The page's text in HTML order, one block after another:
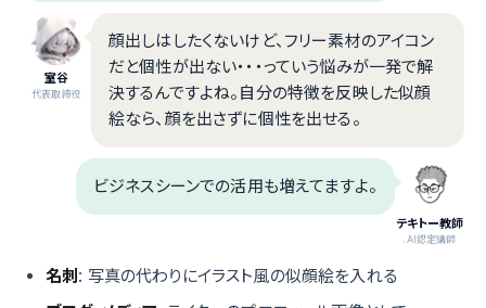
室谷
代表取締役
顔出しはしたくないけど、フリー素材のアイコン
だと個性が出ない・・・っていう悩みが一発で解
決するんですよね。自分の特徴を反映した似顔
絵なら、顔を出さずに個性を出せる。
テキトー教師
.AI認定講師
ビジネスシーンでの活用も増えてますよ。
名刺 : 写真の代わりにイラスト風の似顔絵を入れる